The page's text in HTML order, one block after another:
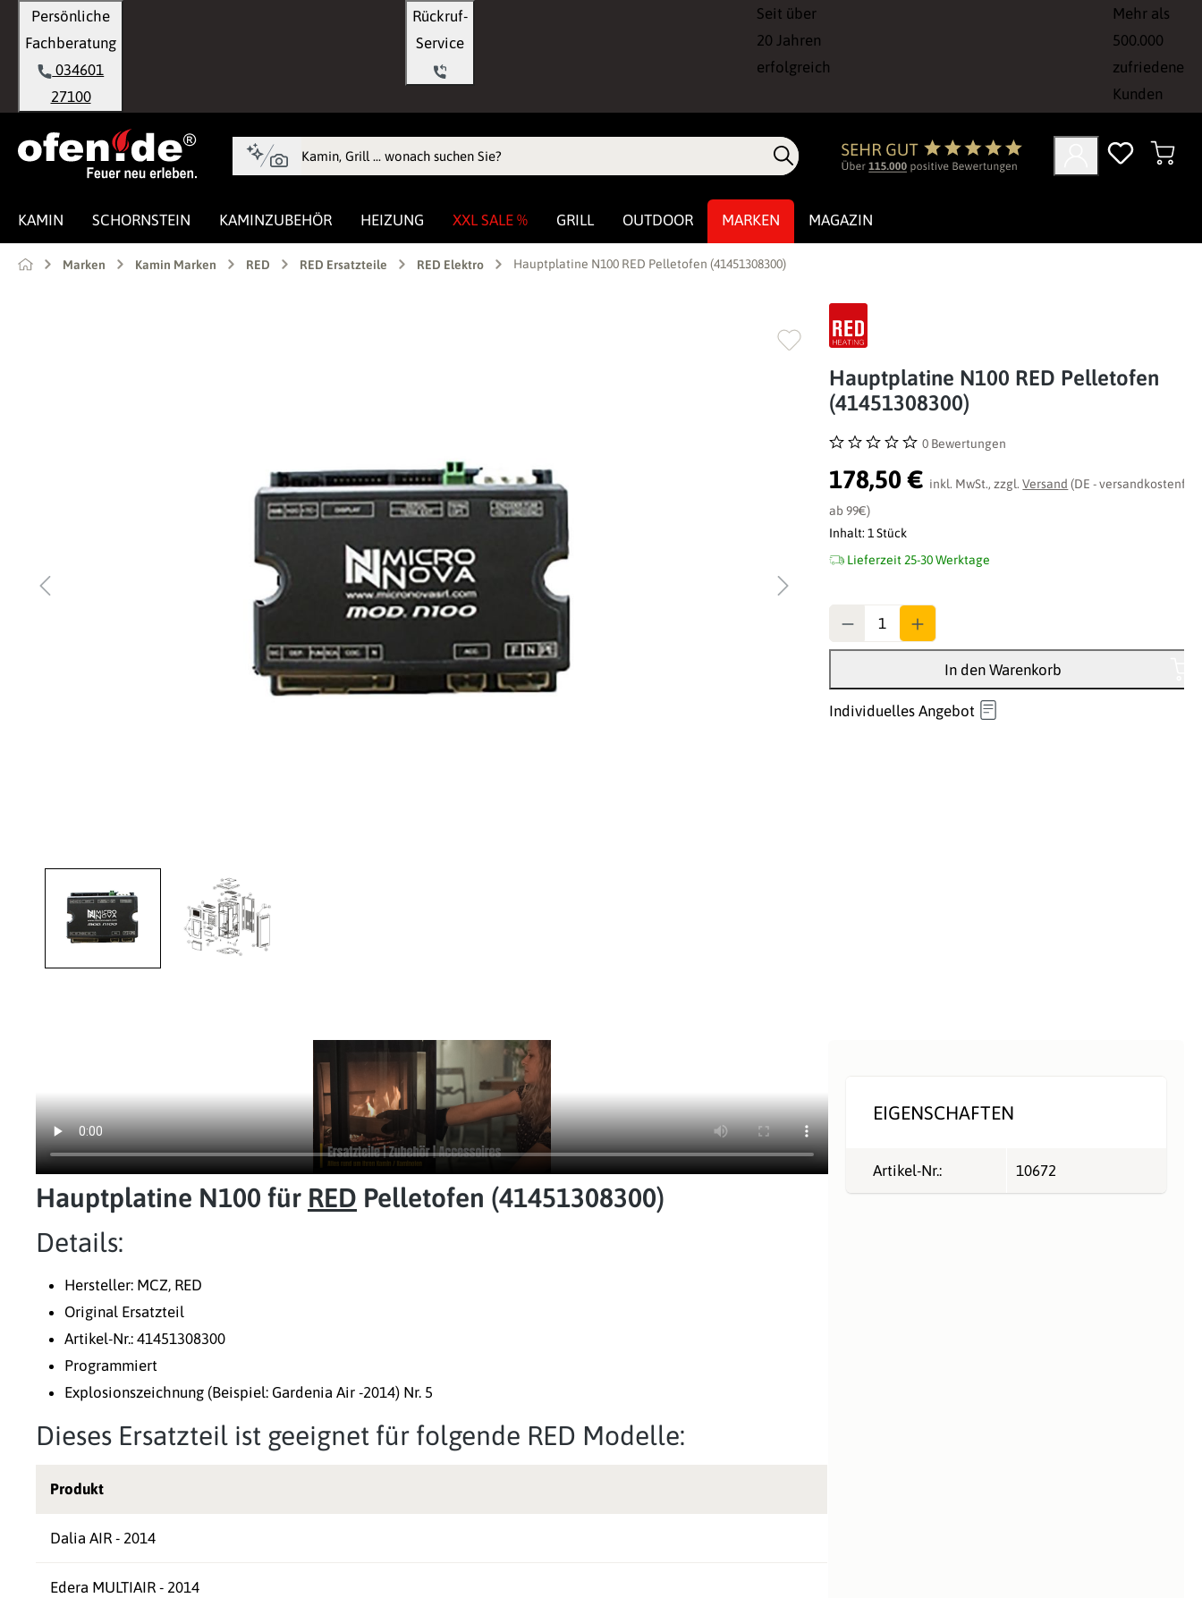
Zur Hauptnavigation springen
Persönliche
Fachberatung
034601
27100
Rückruf-
Seit über
20 Jahren
erfolgreich
Mehr als
500.000
zufriedene
Kunden
KAMIN SCHORNSTEIN KAMINZUBEHÖR HEIZUNG XXL SALE % GRILL OUTDOOR MARKEN MAGAZIN
Marken Kamin Marken RED RED Ersatzteile RED Elektro Hauptplatine N100 RED Pelletofen (41451308300)
Hauptplatine N100 RED Pelletofen
(41451308300)
Durchschnittliche Bewertung von 0 von 5 Sternen
0 Bewertungen
178,50 € inkl. MwSt., zzgl.Versand (DE - versandkostenfrei
ab 99€)
Inhalt:1 Stück
Lieferzeit 25-30 Werktage
In den Warenkorb
Individuelles Angebot
Hauptplatine N100 für RED Pelletofen (41451308300)
Details:
Hersteller: MCZ, RED
Original Ersatzteil
Artikel-Nr.: 41451308300
Programmiert
Explosionszeichnung (Beispiel: Gardenia Air -2014) Nr. 5
Dieses Ersatzteil ist geeignet für folgende RED Modelle:
Produkt
Dalia AIR - 2014
Edera MULTIAIR - 2014
EIGENSCHAFTEN
Artikel-Nr.: 10672